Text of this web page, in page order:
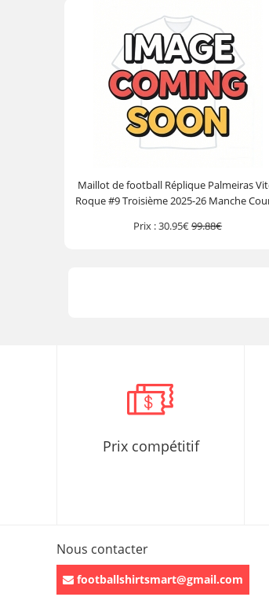
Maillot de football Réplique Palmeiras
Roque #9 Troisième 2025-26 Manche
Prix :30.95€99.88€
Prix compétitif
Nous contacter
footballshirtsmart@gmail.com